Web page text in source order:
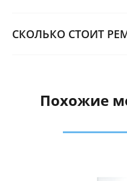
СКОЛЬКО СТОИТ
Похожие